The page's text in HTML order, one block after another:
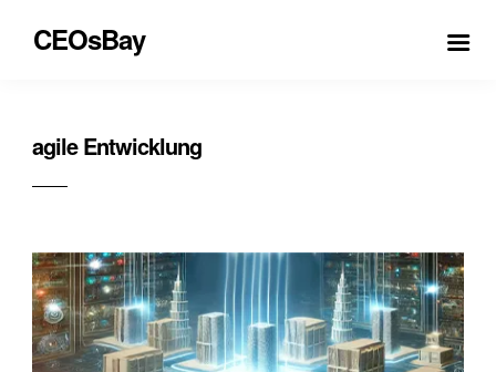
CEOsBay
agile Entwicklung